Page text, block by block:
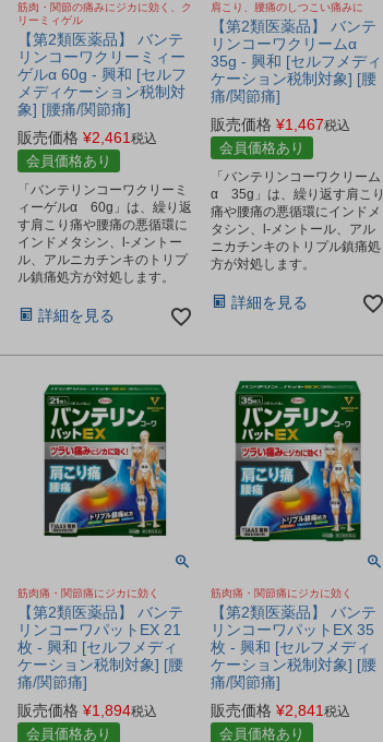
筋肉・関節の痛みにジカに効く、ク
リーミィゲル
【第2類医薬品】 バンテ
リンコーワクリーミィー
ゲルα 60g - 興和 [セルフ
メディケーション税制対
象] [腰痛/関節痛]
販売価格 ¥2,461 税込
会員価格あり
「バンテリンコーワクリーミ
ィーゲルα 60g」は、繰り返
す肩こり痛や腰痛の悪循環に
インドメタシン、l-メントー
ル、アルニカチンキのトリプ
ル鎮痛処方が対処します。
詳細を見る
肩こり、腰痛のしつこい痛みに
【第2類医薬品】 バンテ
リンコーワクリームα
35g - 興和 [セルフメディ
ケーション税制対象] [腰
痛/関節痛]
販売価格 ¥1,467税込
会員価格あり
「バンテリンコーワクリーム
α 35g」は、繰り返す肩こり
痛や腰痛の悪循環にインドメ
タシン、l-メントール、アル
ニカチンキのトリプル鎮痛処
方が対処します。
詳細を見る
筋肉痛・関節痛にジカに効く
【第2類医薬品】 バンテ
リンコーワパットEX 21
枚 - 興和 [セルフメディ
ケーション税制対象] [腰
痛/関節痛]
販売価格 ¥1,894税込
会員価格あり
筋肉痛・関節痛にジカに効く
【第2類医薬品】 バンテ
リンコーワパットEX 35
枚 - 興和 [セルフメディ
ケーション税制対象] [腰
痛/関節痛]
販売価格 ¥2,841 税込
会員価格あり